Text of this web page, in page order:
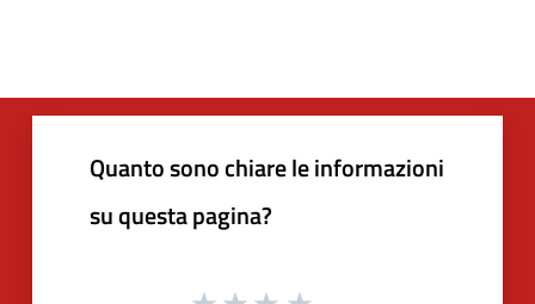
Quanto sono chiare le informazioni
su questa pagina?